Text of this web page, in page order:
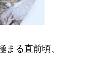
まる直前頃、